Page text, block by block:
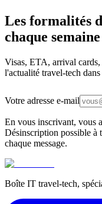
Les formalités
chaque semaine
Visas, ETA, arrival cards,
l'actualité travel-tech
Votre adresse e-mail
En vous inscrivant, vous
Désinscription possible à
chaque message.
Boîte IT travel-tech,